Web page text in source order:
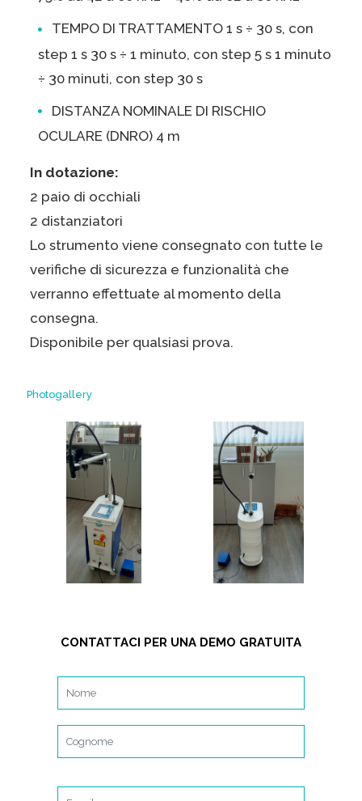
TEMPO DI TRATTAMENTO 1 s ÷ 30 s, con
step 1 s 30 s ÷ 1 minuto, con step 5 s 1 minuto
÷ 30 minuti, con step 30 s
DISTANZA NOMINALE DI RISCHIO
OCULARE (DNRO) 4 m
In dotazione:
2 paio di occhiali
2 distanziatori
Lo strumento viene consegnato con tutte le
verifiche di sicurezza e funzionalità che
verranno effettuate al momento della
consegna.
Disponibile per qualsiasi prova.
Photogallery
CONTATTACI PER UNA DEMO GRATUITA